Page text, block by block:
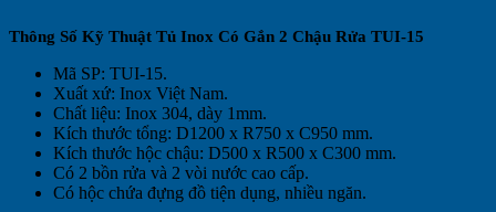
Thông Số Kỹ Thuật Tủ Inox Có Gắn 2 Chậu Rửa TUI-15
Mã SP: TUI-15.
Xuất xứ: Inox Việt Nam.
Chất liệu: Inox 304, dày 1mm.
Kích thước tổng: D1200 x R750 x C950 mm.
Kích thước hộc chậu: D500 x R500 x C300 mm.
Có 2 bồn rửa và 2 vòi nước cao cấp.
Có hộc chứa đựng đồ tiện dụng, nhiều ngăn.